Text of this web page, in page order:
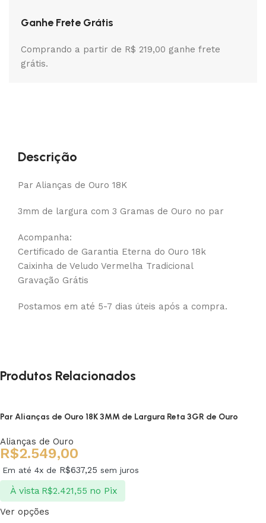
Ganhe Frete Grátis
Comprando a partir de R$ 219,00 ganhe frete
grátis.
Descrição
Par Alianças de Ouro 18K
3mm de largura com 3 Gramas de Ouro no par
Acompanha:
Certificado de Garantia Eterna do Ouro 18k
Caixinha de Veludo Vermelha Tradicional
Gravação Grátis
Postamos em até 5-7 dias úteis após a compra.
Produtos Relacionados
Par Alianças de Ouro 18K 3MM de Largura Reta 3GR de Ouro
Alianças de Ouro
R$2.549,00
Em até 4x de R$637,25 sem juros
À vista R$2.421,55 no Pix
Ver opções